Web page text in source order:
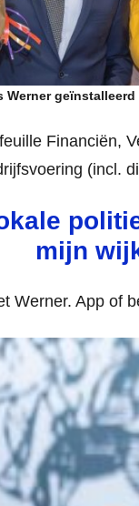
Werner
Financiën,
(incl.
mijn
Werner. App of